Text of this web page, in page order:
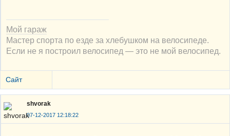
Мой гараж
Мастер спорта по езде за хлебушком на велосипеде.
Если не я построил велосипед — это не мой велосипед.
Сайт
shvorak
07-12-2017 12:18:22